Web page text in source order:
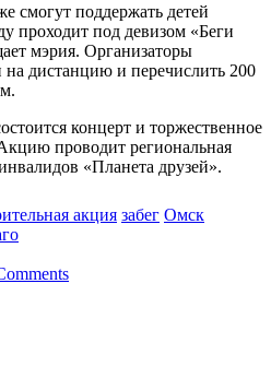
смогут поддержать детей
проходит под девизом «Беги
мэрия. Организаторы
дистанцию и перечислить 200
концерт и торжественное
проводит региональная
«Планета друзей».
акция забег Омск